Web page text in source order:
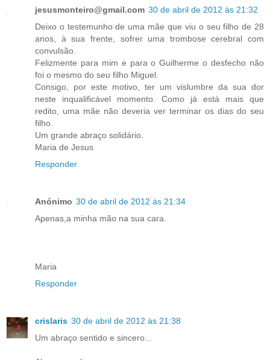
jesusmonteiro@gmail.com 30 de abril de 2012 às 21:32
Deixo o testemunho de uma mãe que viu o seu filho de 28
anos, à sua frente, sofrer uma trombose cerebral com
convulsão.
Felizmente para mim e para o Guilherme o desfecho não
foi o mesmo do seu filho Miguel.
Consigo, por este motivo, ter um vislumbre da sua dor
neste inqualificável momento. Como já está mais que
redito, uma mãe não deveria ver terminar os dias do seu
filho.
Um grande abraço solidário.
Maria de Jesus
Responder
Anónimo 30 de abril de 2012 às 21:34
Apenas,a minha mão na sua cara.
Maria
Responder
crislaris 30 de abril de 2012 às 21:38
Um abraço sentido e sincero...